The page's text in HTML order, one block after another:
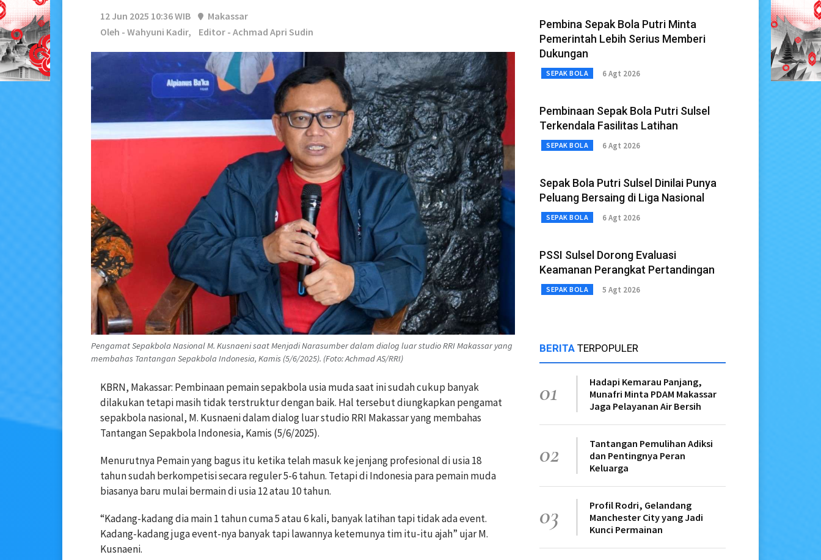
12 Jun 2025 10:36 WIB
Makassar
Oleh - Wahyuni Kadir,
Editor - Achmad Apri Sudin
Pengamat Sepakbola Nasional M. Kusnaeni saat Menjadi Narasumber dalam dialog luar studio RRI Makassar yang
membahas Tantangan Sepakbola Indonesia, Kamis (5/6/2025). (Foto: Achmad AS/RRI)
KBRN, Makassar: Pembinaan pemain sepakbola usia muda saat ini sudah cukup banyak
dilakukan tetapi masih tidak terstruktur dengan baik. Hal tersebut diungkapkan pengamat
sepakbola nasional, M. Kusnaeni dalam dialog luar studio RRI Makassar yang membahas
Tantangan Sepakbola Indonesia, Kamis (5/6/2025).
Menurutnya Pemain yang bagus itu ketika telah masuk ke jenjang profesional di usia 18
tahun sudah berkompetisi secara reguler 5-6 tahun. Tetapi di Indonesia para pemain muda
biasanya baru mulai bermain di usia 12 atau 10 tahun.
“Kadang-kadang dia main 1 tahun cuma 5 atau 6 kali, banyak latihan tapi tidak ada event.
Kadang-kadang juga event-nya banyak tapi lawannya ketemunya tim itu-itu ajah” ujar M.
Kusnaeni.
Pembina Sepak Bola Putri Minta
Pemerintah Lebih Serius Memberi
Dukungan
SEPAK BOLA 6 Agt 2026
Pembinaan Sepak Bola Putri Sulsel
Terkendala Fasilitas Latihan
SEPAK BOLA 6 Agt 2026
Sepak Bola Putri Sulsel Dinilai Punya
Peluang Bersaing di Liga Nasional
SEPAK BOLA 6 Agt 2026
PSSI Sulsel Dorong Evaluasi
Keamanan Perangkat Pertandingan
SEPAK BOLA 5 Agt 2026
BERITA TERPOPULER
01
Hadapi Kemarau Panjang,
Munafri Minta PDAM Makassar
Jaga Pelayanan Air Bersih
02
Tantangan Pemulihan Adiksi
dan Pentingnya Peran
Keluarga
03
Profil Rodri, Gelandang
Manchester City yang Jadi
Kunci Permainan